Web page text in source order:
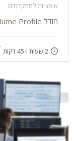
אופציות למתקדמים
מודל Volume Profile – להבין את השוק דרך נפח המסחר
2 שעות ו-45 דקות